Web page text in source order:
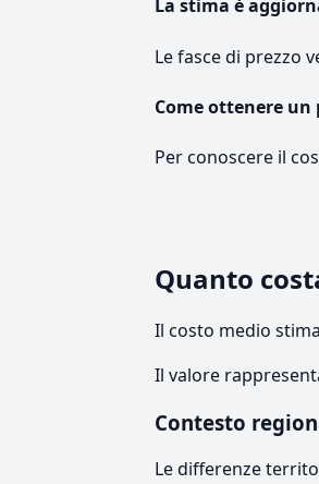
La stima è
Le fasce di prezzo
Come ottenere un
Per conoscere il
Quanto
Il costo medio
Il valore
Contesto
Le differenze